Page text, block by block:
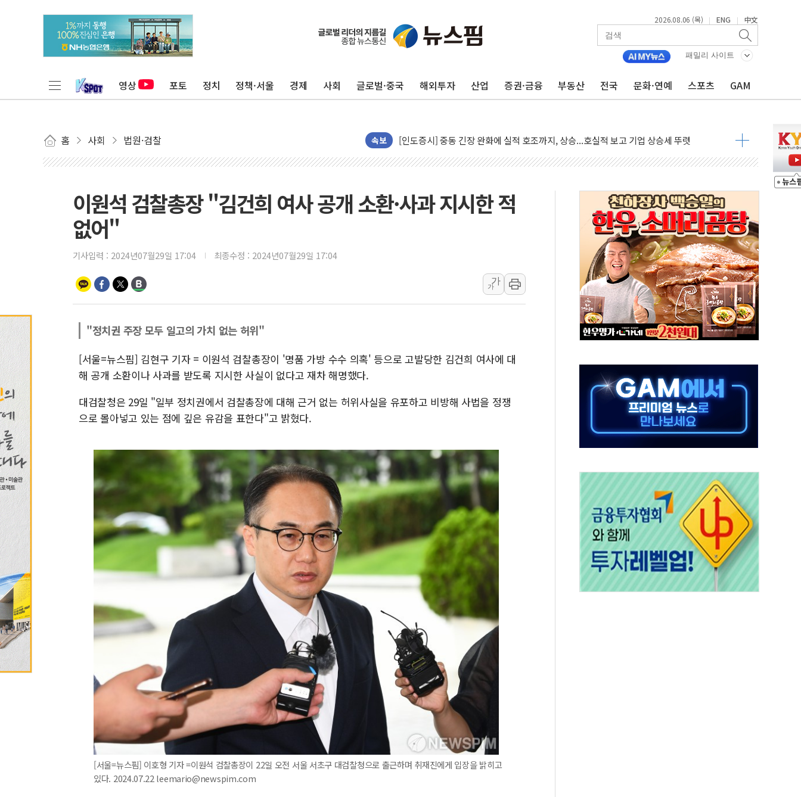
2026.08.06 (목) | ENG | 中文
패밀리 사이트
영상 포토 정치 정책·서울 경제 사회 글로벌·중국 해외투자 산업 증권·금융 부동산 전국 문화·연예 스포츠 GAM
홈 사회 법원·검찰 속보
뉴욕증시 개장 전 특징주...모더나·아이온큐·도어대시↑ VS 샌디스크·피그마·앱러빈↓
김정관 장관 "영업이익 N% 성과급 반대…상법·자본시장법 개정 논의"
청와대, 북한 단거리 탄도미사일 발사에 긴급 안보 점검회의
러, 1인칭시점 드론으로 우크라 민간인 '사파리' 공격… 시민들 공포감 극대화 전략
[베트남 증시] 지수 하락 속 'DGC' 임시 주총 기대감에 홀로 상한가…마진 잔액은 사상 최고
양주 섬유염색공장서 화재 1명 중상…대응 1단계 진압 중
김정관 산업부 장관 "주 52시간 손봐야, 경쟁상대 中과 비교해야"
해군 1함대 창설 80주년…지역과 함께하는 '선봉'의 대민 봉사
[3보] 북, 원산서 동해로 단거리 탄도미사일 1발 발사… 올해 10번째·42일 만 도발
우크라 드론 전술, 중남미 콜롬비아에 새 안보 위기… 반군·마약카르텔이 습득해 전투 활용
동해해경, 독도 해상서 부유물 감긴 어선 구조
주한미군 "오산기지 누출, 백린 아닌 무해한 표면 부식 물질"
구미 폐염산처리업체서 불 2시간30여분만에 진화...외국인 노동자 숨져
강원도 폭염특보 11일째…온열질환·가축 피해 최소화 '총력 대응'
[코인 시황] 비트코인, ETF 자금 유입에도 박스권…美 암호화폐 법안 처리 여부도 변수
이원석 검찰총장 "김건희 여사 공개 소환·사과 지시한 적
없어"
기사입력 : 2024년07월29일 17:04 최종수정 : 2024년07월29일 17:04
가
가
"정치권 주장 모두 일고의 가치 없는 허위"
[서울=뉴스핌] 김현구 기자 = 이원석 검찰총장이 '명품 가방 수수 의혹' 등으로 고발당한 김건희 여사에 대
해 공개 소환이나 사과를 받도록 지시한 사실이 없다고 재차 해명했다.
대검찰청은 29일 "일부 정치권에서 검찰총장에 대해 근거 없는 허위사실을 유포하고 비방해 사법을 정쟁
으로 몰아넣고 있는 점에 깊은 유감을 표한다"고 밝혔다.
[서울=뉴스핌] 이호형 기자 =이원석 검찰총장이 22일 오전 서울 서초구 대검찰청으로 출근하며 취재진에게 입장을 밝히고
있다. 2024.07.22 leemario@newspim.com